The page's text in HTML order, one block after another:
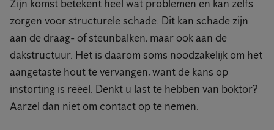
Zijn komst betekent heel wat problemen en kan zelfs
zorgen voor structurele schade. Dit kan schade zijn
aan de draag- of steunbalken, maar ook aan de
dakstructuur. Het is daarom soms noodzakelijk om het
aangetaste hout te vervangen, want de kans op
instorting is reëel. Denkt u last te hebben van boktor?
Aarzel dan niet om contact op te nemen.